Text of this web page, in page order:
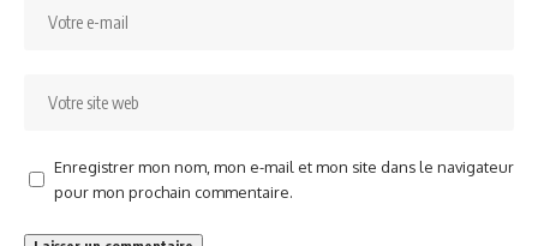
Enregistrer mon nom, mon e-mail et mon site dans le navigateur
pour mon prochain commentaire.